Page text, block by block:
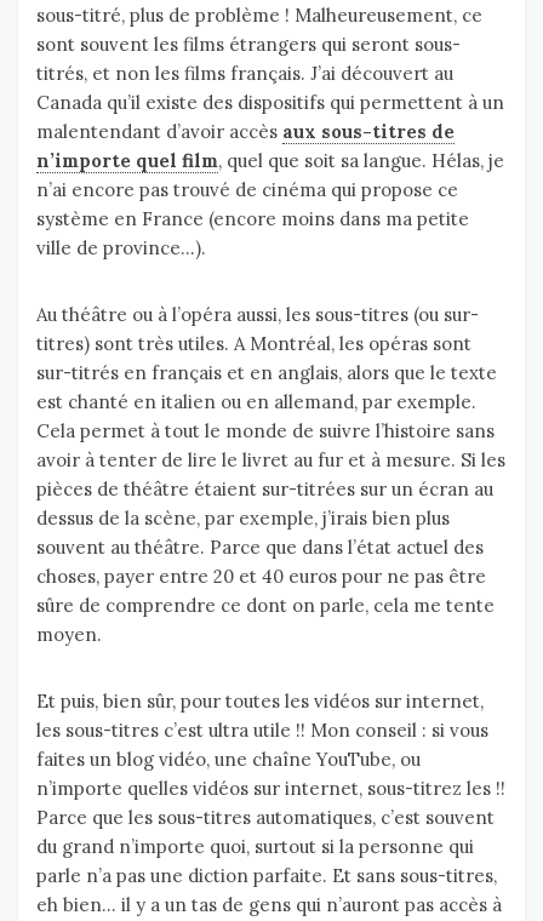
sous-titré, plus de problème ! Malheureusement, ce
sont souvent les films étrangers qui seront sous-
titrés, et non les films français. J’ai découvert au
Canada qu’il existe des dispositifs qui permettent à un
malentendant d’avoir accès aux sous-titres de
n’importe quel film, quel que soit sa langue. Hélas, je
n’ai encore pas trouvé de cinéma qui propose ce
système en France (encore moins dans ma petite
ville de province…).
Au théâtre ou à l’opéra aussi, les sous-titres (ou sur-
titres) sont très utiles. A Montréal, les opéras sont
sur-titrés en français et en anglais, alors que le texte
est chanté en italien ou en allemand, par exemple.
Cela permet à tout le monde de suivre l’histoire sans
avoir à tenter de lire le livret au fur et à mesure. Si les
pièces de théâtre étaient sur-titrées sur un écran au
dessus de la scène, par exemple, j’irais bien plus
souvent au théâtre. Parce que dans l’état actuel des
choses, payer entre 20 et 40 euros pour ne pas être
sûre de comprendre ce dont on parle, cela me tente
moyen.
Et puis, bien sûr, pour toutes les vidéos sur internet,
les sous-titres c’est ultra utile !! Mon conseil : si vous
faites un blog vidéo, une chaîne YouTube, ou
n’importe quelles vidéos sur internet, sous-titrez les !!
Parce que les sous-titres automatiques, c’est souvent
du grand n’importe quoi, surtout si la personne qui
parle n’a pas une diction parfaite. Et sans sous-titres,
eh bien… il y a un tas de gens qui n’auront pas accès à